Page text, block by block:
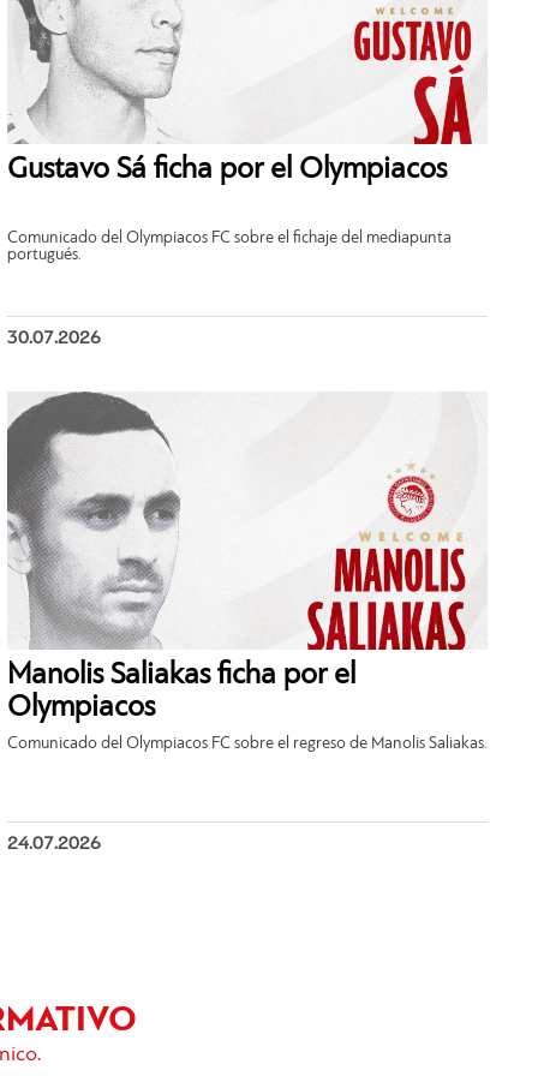
Gustavo Sá ficha por el Olympiacos
Comunicado del Olympiacos FC sobre el fichaje del mediapunta
portugués.
30.07.2026
Manolis Saliakas ficha por el
Olympiacos
Comunicado del Olympiacos FC sobre el regreso de Manolis Saliakas.
24.07.2026